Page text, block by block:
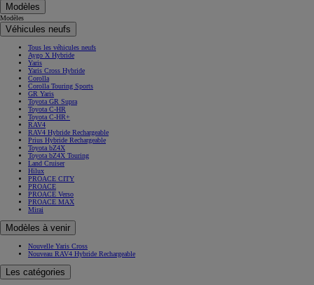
Modèles
Modèles
Véhicules neufs
Tous les véhicules neufs
Aygo X Hybride
Yaris
Yaris Cross Hybride
Corolla
Corolla Touring Sports
GR Yaris
Toyota GR Supra
Toyota C-HR
Toyota C-HR+
RAV4
RAV4 Hybride Rechargeable
Prius Hybride Rechargeable
Toyota bZ4X
Toyota bZ4X Touring
Land Cruiser
Hilux
PROACE CITY
PROACE
PROACE Verso
PROACE MAX
Mirai
Modèles à venir
Nouvelle Yaris Cross
Nouveau RAV4 Hybride Rechargeable
Les catégories